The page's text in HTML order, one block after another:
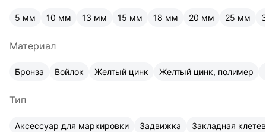
5 мм 10 мм 13 мм 15 мм 18 мм 20 мм 25 мм
Материал
Бронза Войлок Желтый цинк Желтый цинк, полимер
Тип
Аксессуар для маркировки Задвижка Закладная